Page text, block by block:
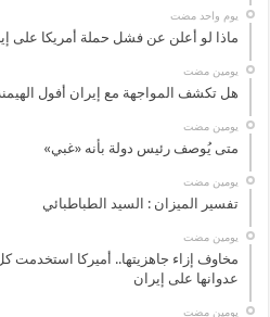
‏يوم واحد مضت
ماذا لو أعلن عن فشل حملة أمريكا على
‏يومين مضت
هل تكشف المواجهة مع إيران أفول الهيمنة
‏يومين مضت
متى يُوصف رئيس دولة بأنه «غبي»
‏يومين مضت
تفسير الميزان : السيد الطباطبائي
‏يومين مضت
مخاوف إزاء جاهزيتها.. أميركا استخدمت
عدوانها على إيران
‏يومين مضت